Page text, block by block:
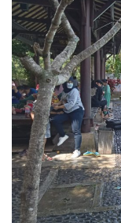
Keamanan
Kejahatan
Cybers Event
UMKM &
Pekerja Migran